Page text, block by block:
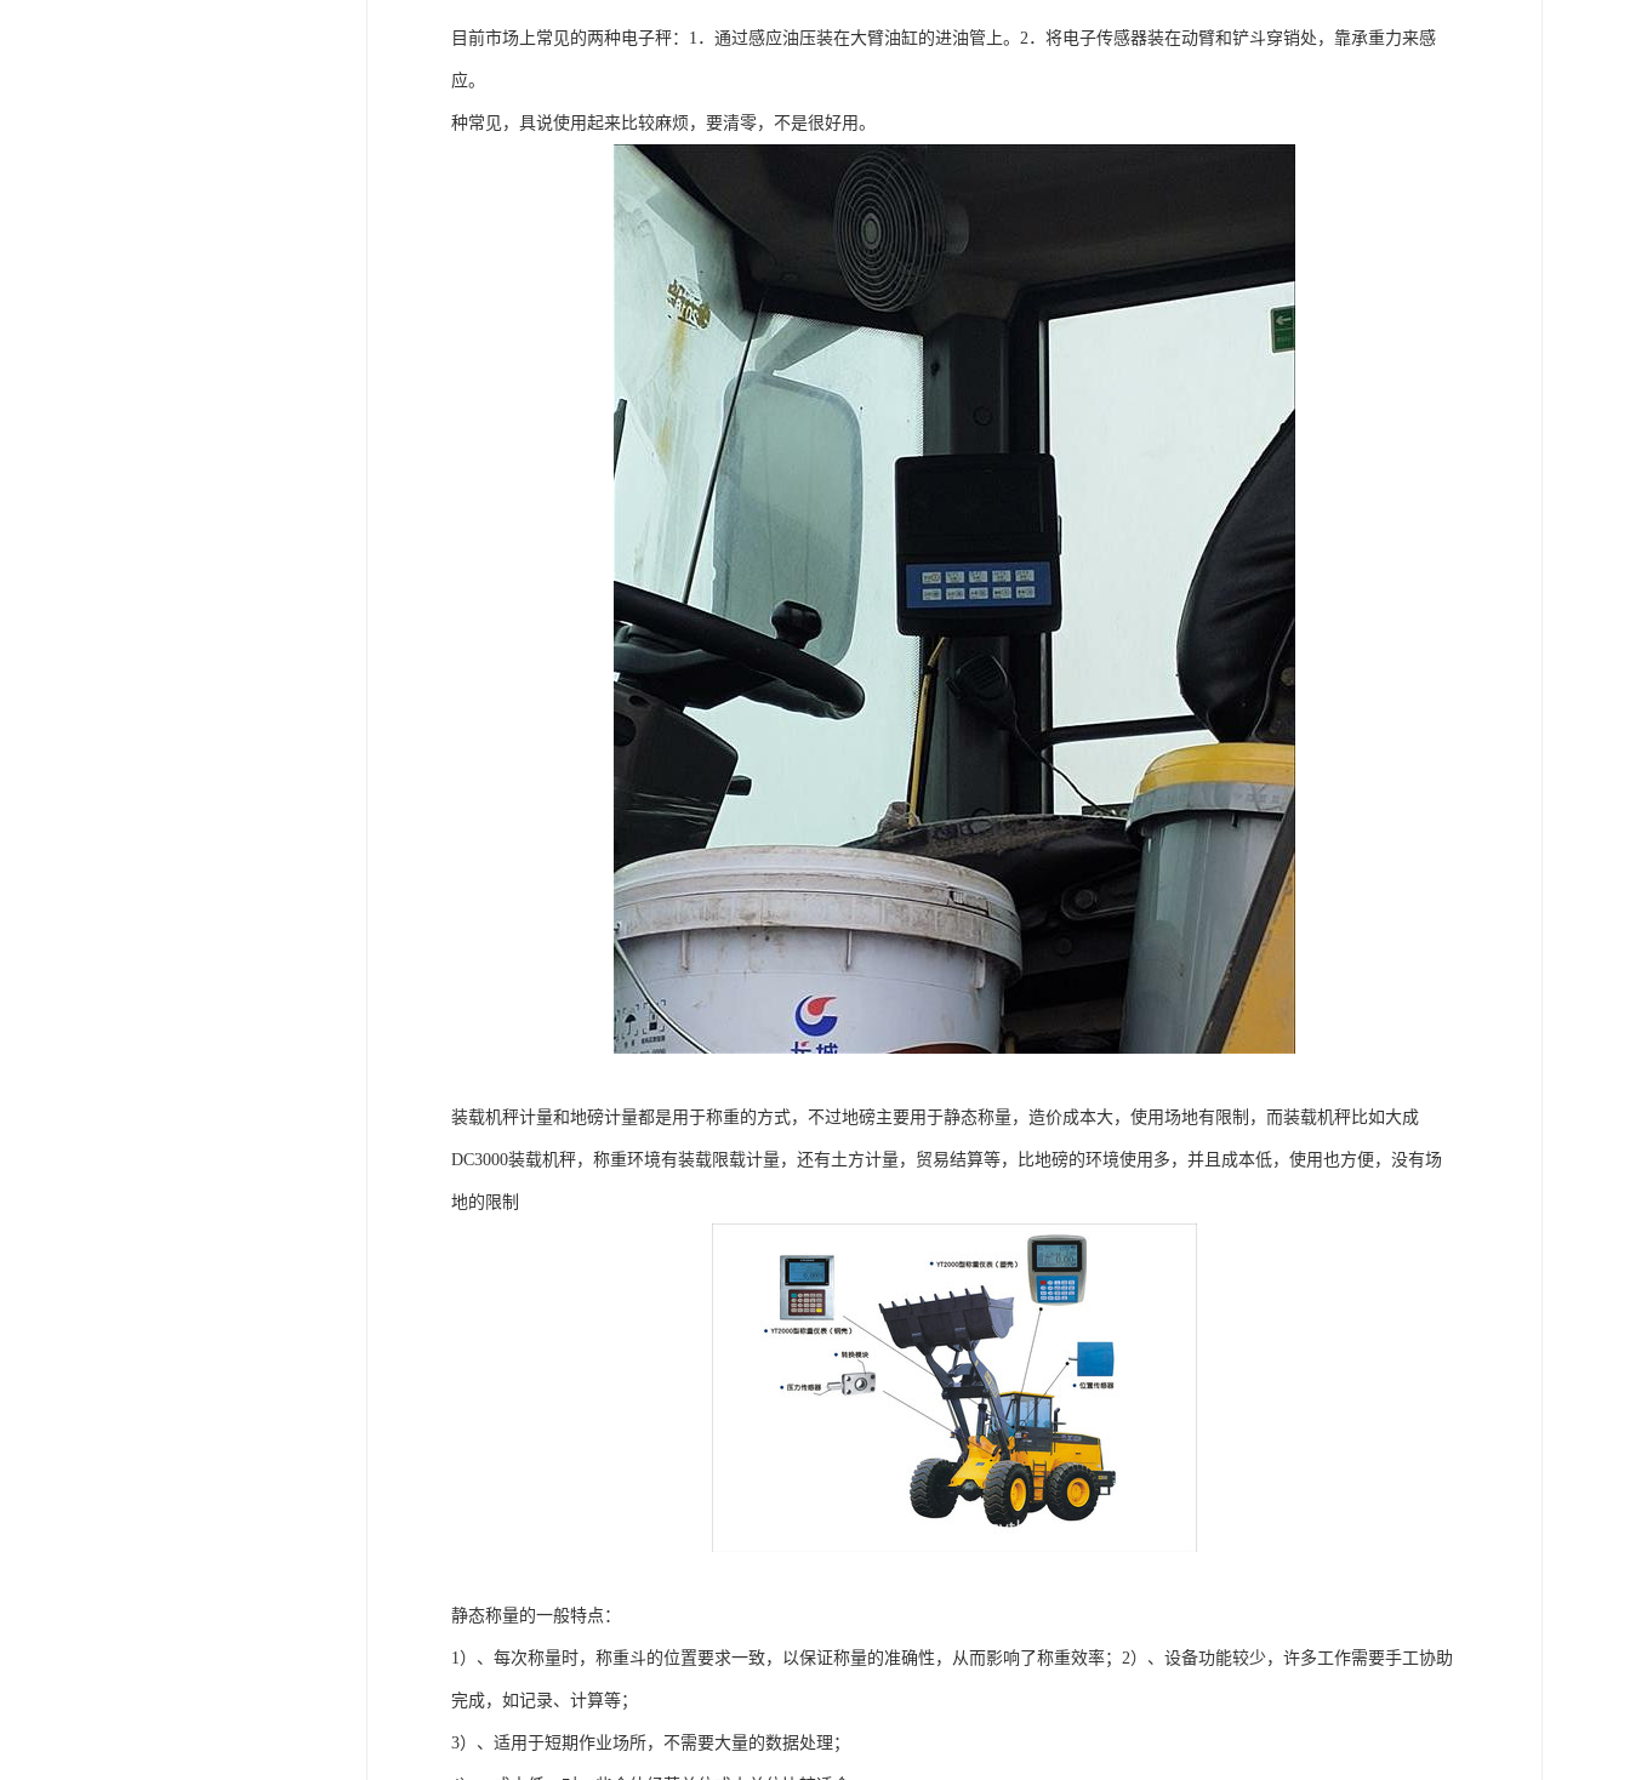
目前市场上常见的两种电子秤：1．通过感应油压装在大臂油缸的进油管上。2．将电子传感器装在动臂和铲斗穿销处，靠承重力来感
应。
种常见，具说使用起来比较麻烦，要清零，不是很好用。
装载机秤计量和地磅计量都是用于称重的方式，不过地磅主要用于静态称量，造价成本大，使用场地有限制，而装载机秤比如大成
DC3000装载机秤，称重环境有装载限载计量，还有土方计量，贸易结算等，比地磅的环境使用多，并且成本低，使用也方便，没有场
地的限制
静态称量的一般特点：
1）、每次称量时，称重斗的位置要求一致，以保证称量的准确性，从而影响了称重效率；2）、设备功能较少，许多工作需要手工协助
完成，如记录、计算等；
3）、适用于短期作业场所，不需要大量的数据处理；